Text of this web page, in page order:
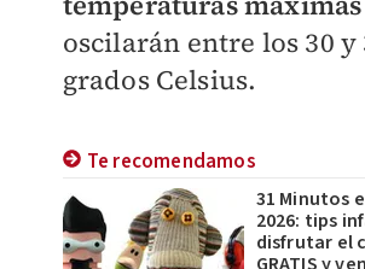
oscilarán entre los 30 y
grados Celsius.
Te recomendamos
31 Minutos
2026: tips
disfrutar el